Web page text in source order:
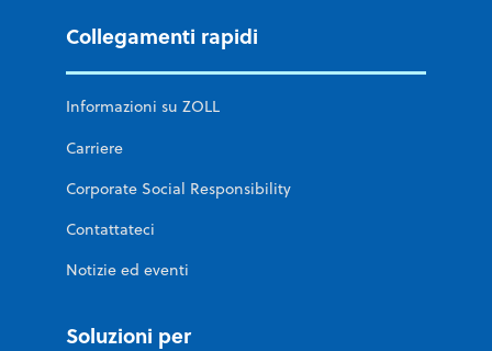
Collegamenti rapidi
Informazioni su ZOLL
Carriere
Corporate Social Responsibility
Contattateci
Notizie ed eventi
Soluzioni per